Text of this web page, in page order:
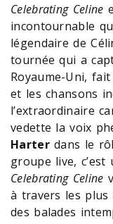
Celebrating Celine
incontournable
légendaire de
tournée qui a
Royaume-Uni,
et les chansons
l’extraordinaire
vedette la voix
Harterdans le
groupe live, c’est
Celebrating Celine
à travers les plus
des balades